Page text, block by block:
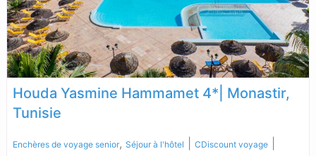
Houda Yasmine Hammamet 4*| Monastir,
Tunisie
Enchères de voyage senior, Séjour à l'hôtel CDiscount voyage|